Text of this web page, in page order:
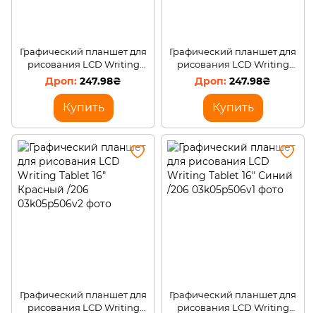
Графический планшет для
рисования LCD Writing
Tablet 16" Зеленый /206
247.98₴
Купить
Графический планшет для
рисования LCD Writing
Tablet 16" Белый /206
247.98₴
Купить
Графический планшет для
рисования LCD Writing
Графический планшет для
рисования LCD Writing